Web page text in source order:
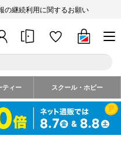
の継続利用に関するお願い
ティー スクール・ホビー